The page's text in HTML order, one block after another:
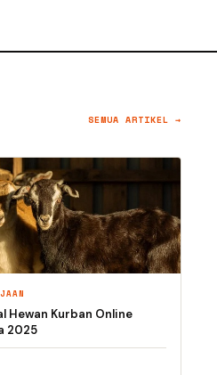
SEMUA ARTIKEL →
Hewan Kurban Online
2025